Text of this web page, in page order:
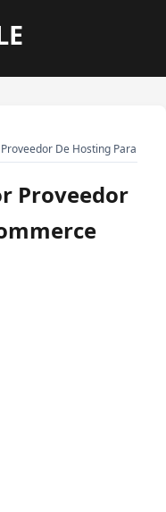
De Hosting Para
Proveedor